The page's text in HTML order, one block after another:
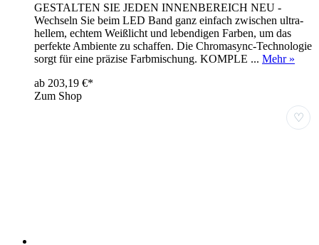
GESTALTEN SIE JEDEN INNENBEREICH NEU -
Wechseln Sie beim LED Band ganz einfach zwischen ultra-
hellem, echtem Weißlicht und lebendigen Farben, um das
perfekte Ambiente zu schaffen. Die Chromasync-Technologie
sorgt für eine präzise Farbmischung. KOMPLE ... Mehr »
ab 203,19 €*
Zum Shop
♡